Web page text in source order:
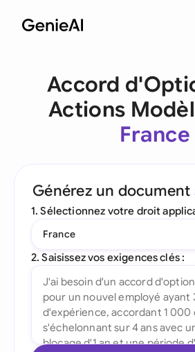
Accord
Actions
France
Générez un document
1. Sélectionnez votre droit
France
2. Saisissez vos exigences clés :